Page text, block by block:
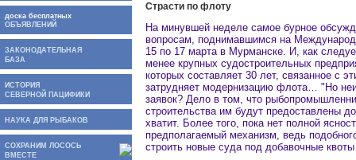
доска бесплатных
ОБЪЯВЛЕНИЙ
ЗАКОНОДАТЕЛЬНАЯ
БАЗА
ИСТОРИЯ
СЕВЕРНОЙ ПАЦИФИКИ
НАУКА ДЛЯ РЫБАКОВ
СОХРАНИМ ЛОСОСЬ
ВМЕСТЕ
Страсти по флоту
На минувшей неделе самое бурное
вопросам, поднимавшимся на
15 по 17 марта в Мурманске. И, как
менее крупных судостроительных
которых составляет 30 лет, связанное с
затрудняет модернизацию флота… "Но
заявок? Дело в том, что
строительства им будут предоставлены
хватит. Более того, пока нет полной
предполагаемый механизм, ведь
строить новые суда под добавочные